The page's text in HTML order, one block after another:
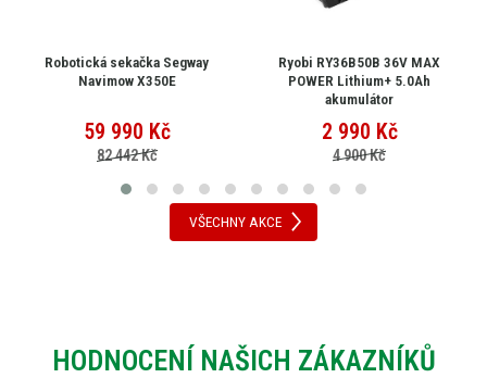
Robotická sekačka Segway
Navimow X350E
59 990 Kč
82 442 Kč
Ryobi RY36B50B 36V MAX
POWER Lithium+ 5.0Ah
akumulátor
2 990 Kč
4 900 Kč
VŠECHNY AKCE
HODNOCENÍ NAŠICH ZÁKAZNÍKŮ